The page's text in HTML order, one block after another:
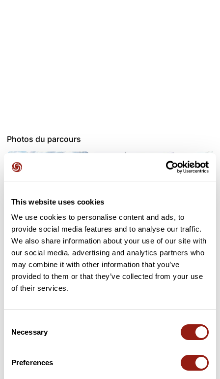
This website uses cookies
We use cookies to personalise content and ads, to
provide social media features and to analyse our traffic.
We also share information about your use of our site with
our social media, advertising and analytics partners who
may combine it with other information that you’ve
provided to them or that they’ve collected from your use
of their services.
Selection
Necessary
Preferences
Photos du parcours
Avis des utilisateurs